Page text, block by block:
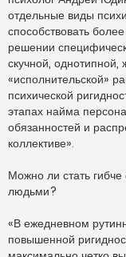
отдельные виды
способствовать
решении
скучной, однотипной,
«исполнительской»
психической
этапах найма
обязанностей и
коллективе».
Можно ли стать
людьми?
«В ежедневном
повышенной